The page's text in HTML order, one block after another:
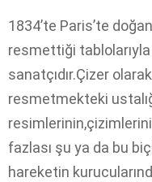
1834’te Paris’te
resmettiği tablolarıyla
sanatçıdır.Çizer
resmetmekteki
fazlası şu ya da bu
hareketin